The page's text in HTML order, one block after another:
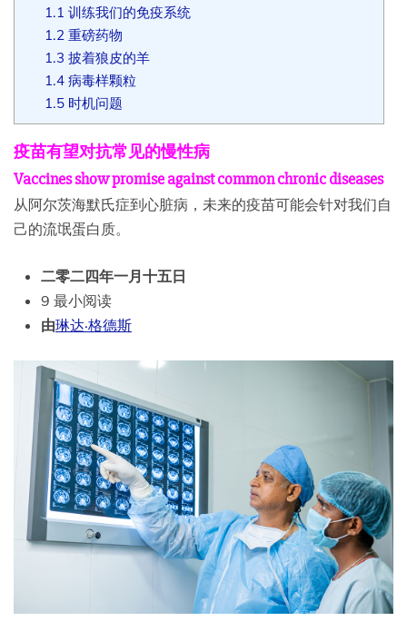
1.1 训练我们的免疫系统
1.2重磅药物
1.3 披着狼皮的羊
1.4病毒样颗粒
1.5时机问题
疫苗有望对抗常见的慢性病
Vaccines show promise against common chronic diseases
从阿尔茨海默氏症到心脏病，未来的疫苗可能会针对我们自
己的流氓蛋白质。
二零二四年一月十五日
9 最小阅读
由琳达·格德斯